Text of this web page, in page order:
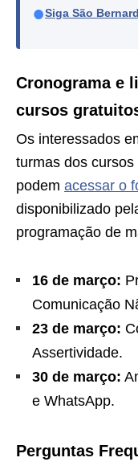
●Siga São
Cronograma e
cursos
Os interessados
turmas dos
podem acessar o
disponibilizado
programação de
16 de março:
Comunicação
23 de março:
Assertividade.
30 de março:
e WhatsApp.
Perguntas